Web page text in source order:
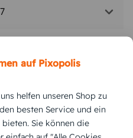
zzgl. Versand
auf Pixopolis
helfen unseren Shop zu
besten Service und ein
Sie können die